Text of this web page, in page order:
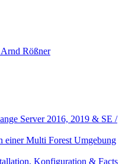
Rößner
Server 2016, 2019 & SE /
einer Multi Forest Umgebung
Konfiguration & Facts